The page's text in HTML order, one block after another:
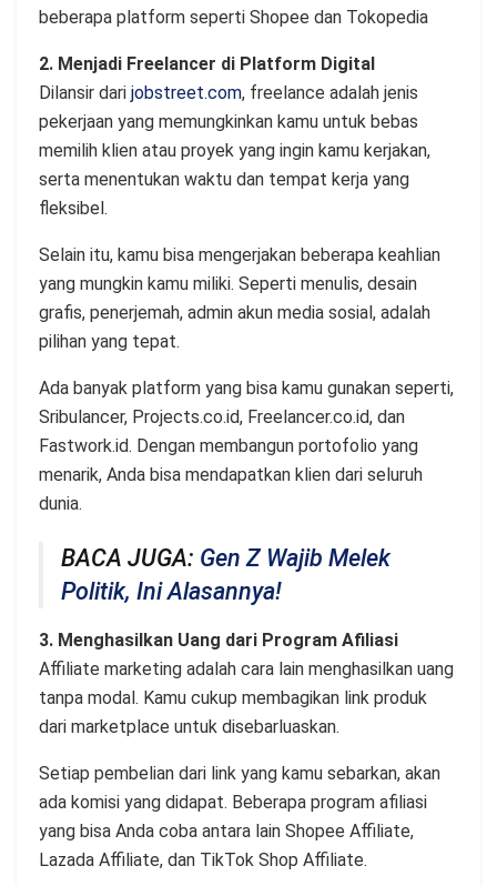
beberapa platform seperti Shopee dan Tokopedia
2. Menjadi Freelancer di Platform Digital
Dilansir dari jobstreet.com, freelance adalah jenis
pekerjaan yang memungkinkan kamu untuk bebas
memilih klien atau proyek yang ingin kamu kerjakan,
serta menentukan waktu dan tempat kerja yang
fleksibel.
Selain itu, kamu bisa mengerjakan beberapa keahlian
yang mungkin kamu miliki. Seperti menulis, desain
grafis, penerjemah, admin akun media sosial, adalah
pilihan yang tepat.
Ada banyak platform yang bisa kamu gunakan seperti,
Sribulancer, Projects.co.id, Freelancer.co.id, dan
Fastwork.id. Dengan membangun portofolio yang
menarik, Anda bisa mendapatkan klien dari seluruh
dunia.
BACA JUGA: Gen Z Wajib Melek
Politik, Ini Alasannya!
3. Menghasilkan Uang dari Program Afiliasi
Affiliate marketing adalah cara lain menghasilkan uang
tanpa modal. Kamu cukup membagikan link produk
dari marketplace untuk disebarluaskan.
Setiap pembelian dari link yang kamu sebarkan, akan
ada komisi yang didapat. Beberapa program afiliasi
yang bisa Anda coba antara lain Shopee Affiliate,
Lazada Affiliate, dan TikTok Shop Affiliate.